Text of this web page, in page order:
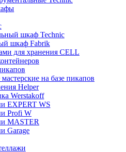
шкаф Technic
шкаф Fabrik
для хранения CELL
на базе пикапов
Helper
Werstakoff
EXPERT WS
Profi W
MASTER
Garage